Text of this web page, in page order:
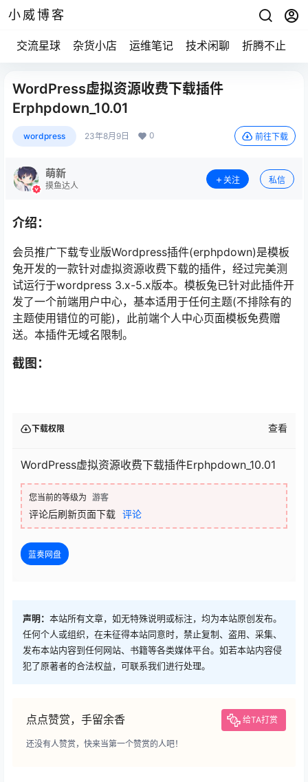
小威博客
交流星球 杂货小店 运维笔记 技术闲聊 折腾不止
WordPress虚拟资源收费下载插件
Erphpdown_10.01
wordpress 23年8月9日 0 前往下载
萌新
摸鱼达人
关注 私信
介绍：
会员推广下载专业版Wordpress插件(erphpdown)是模板
兔开发的一款针对虚拟资源收费下载的插件，经过完美测
试运行于wordpress 3.x-5.x版本。模板兔已针对此插件开
发了一个前端用户中心，基本适用于任何主题(不排除有的
主题使用错位的可能)，此前端个人中心页面模板免费赠
送。本插件无域名限制。
截图：
下载权限 查看
WordPress虚拟资源收费下载插件Erphpdown_10.01
您当前的等级为 游客
评论后刷新页面下载 评论
蓝奏网盘
声明： 本站所有文章，如无特殊说明或标注，均为本站原创发布。
任何个人或组织，在未征得本站同意时，禁止复制、盗用、采集、
发布本站内容到任何网站、书籍等各类媒体平台。如若本站内容侵
犯了原著者的合法权益，可联系我们进行处理。
点点赞赏，手留余香 给TA打赏
还没有人赞赏，快来当第一个赞赏的人吧！